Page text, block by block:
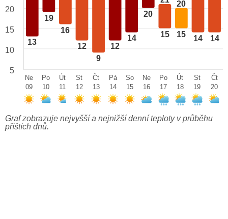
13
19
16
12
9
12
14
20
15
20
15 14 14
20
15
10
5
Ne
09
Po
10
Út
11
St
12
Čt
13
Pá
14
So
15
Ne
16
Po
17
Út
18
St
19
Čt
20
Graf zobrazuje nejvyšší a nejnižší denní teploty v průběhu
příštích dnů.